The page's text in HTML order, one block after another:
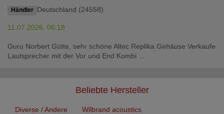
Händler Deutschland (24558)
11.07.2026, 06:18
Guru Norbert Gütte, sehr schöne Altec Replika Gehäuse Verkaufe
Lautsprecher mit der Vor und End Kombi ...
Beliebte Hersteller
Diverse / Andere
Wilbrand acoustics